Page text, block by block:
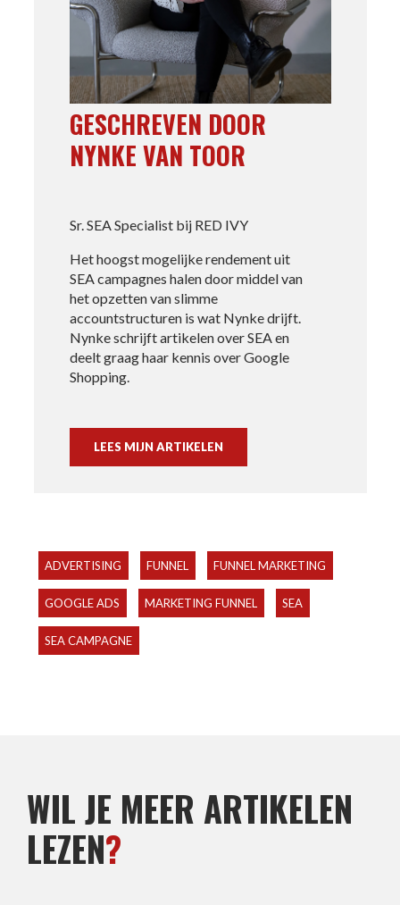
GESCHREVEN DOOR
NYNKE VAN TOOR
Sr. SEA Specialist bij RED IVY
Het hoogst mogelijke rendement uit
SEA campagnes halen door middel van
het opzetten van slimme
accountstructuren is wat Nynke drijft.
Nynke schrijft artikelen over SEA en
deelt graag haar kennis over Google
Shopping.
LEES MIJN ARTIKELEN
ADVERTISING FUNNEL FUNNEL MARKETING
GOOGLE ADS MARKETING FUNNEL SEA
SEA CAMPAGNE
WIL JE MEER ARTIKELEN
LEZEN?